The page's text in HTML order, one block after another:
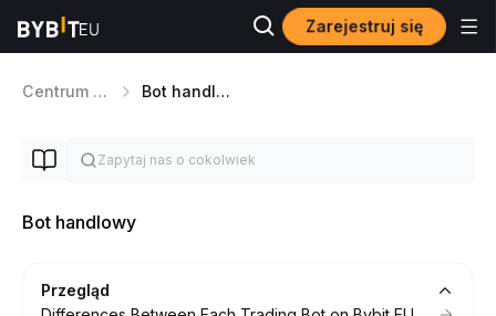
Zarejestruj się
Centrum pomocy Bot handlowy
Bot handlowy
Przegląd